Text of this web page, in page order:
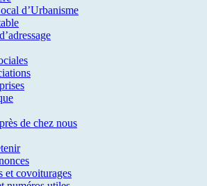
d’Urbanisme
de chez nous
et covoiturages